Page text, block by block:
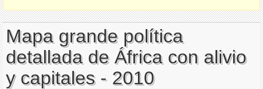
Mapa grande política
detallada de África con alivio
y capitales - 2010